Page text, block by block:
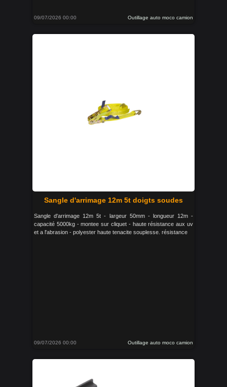
09/07/2026 00:00 Outillage auto moco camion
Sangle d'arrimage 12m 5t doigts soudes
Sangle d'arrimage 12m 5t - largeur 50mm - longueur 12m -
capacité 5000kg - montee sur cliquet - haute résistance aux uv
et a l'abrasion - polyester haute tenacite souplesse. résistance
09/07/2026 00:00 Outillage auto moco camion